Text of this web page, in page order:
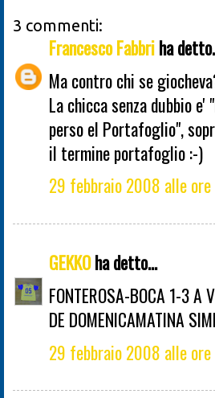
3 commenti:
Francesco Fabbriha
Ma contro chi se
La chicca senza dubbio e'
perso el Portafoglio",
il termine portafoglio :-)
29 febbraio 2008 alle ore
GEKKOha detto...
FONTEROSA-BOCA 1-3 A
DE DOMENICAMATINA
29 febbraio 2008 alle ore